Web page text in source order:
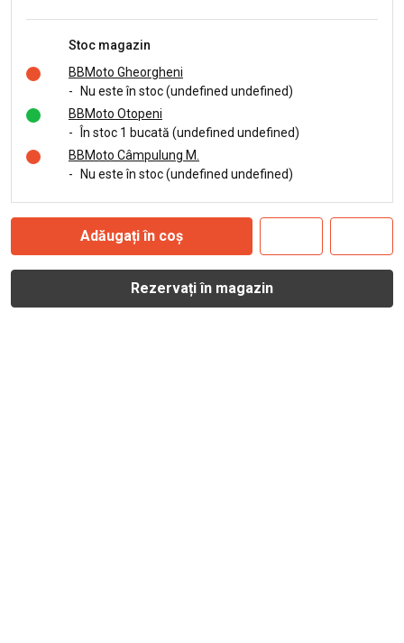
Stoc magazin
BBMoto Gheorgheni
-
Nu este în stoc (undefined undefined)
BBMoto Otopeni
-
În stoc 1 bucată (undefined undefined)
BBMoto Câmpulung M.
-
Nu este în stoc (undefined undefined)
Adăugați în coș
Rezervați în magazin